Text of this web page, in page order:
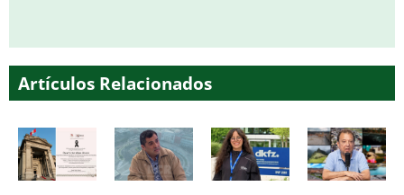
Artículos Relacionados